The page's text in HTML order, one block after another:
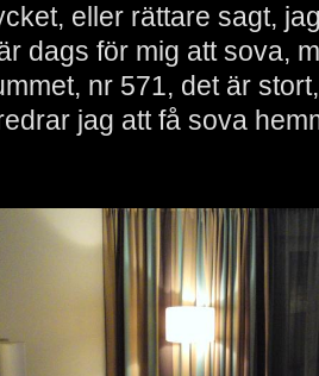
eller rättare sagt,
dags för mig att sova,
nr 571, det är
jag att få sova